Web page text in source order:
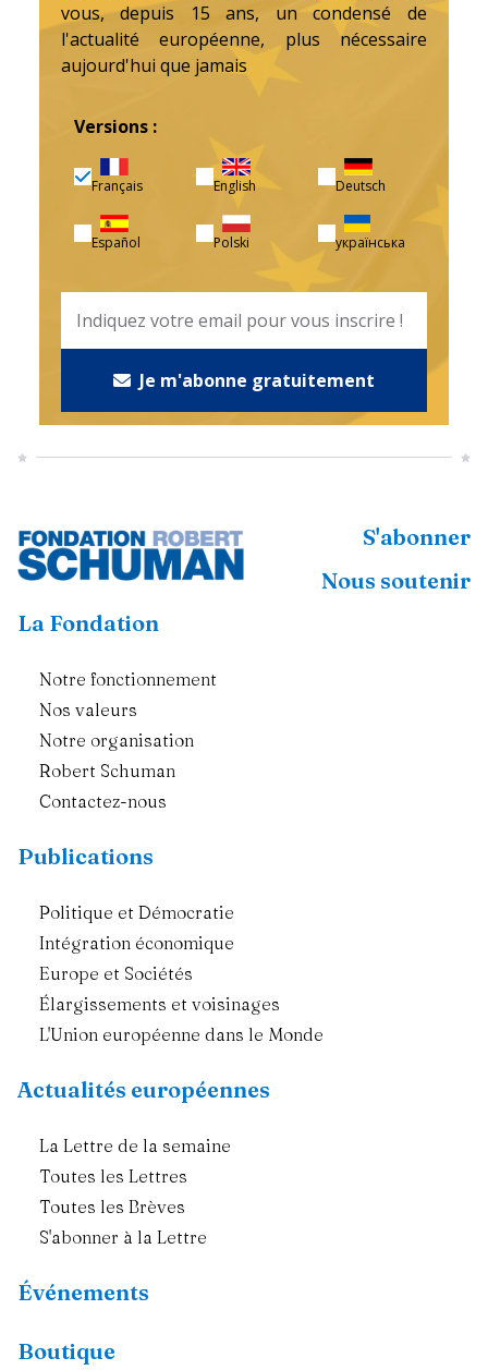
vous, depuis 15 ans, un condensé de
l'actualité européenne, plus nécessaire
aujourd'hui que jamais
Versions :
Français English Deutsch
Español Polski українська
Je m'abonne gratuitement
S'abonner
Nous soutenir
La Fondation
Notre fonctionnement
Nos valeurs
Notre organisation
Robert Schuman
Contactez-nous
Publications
Politique et Démocratie
Intégration économique
Europe et Sociétés
Élargissements et voisinages
L'Union européenne dans le Monde
Actualités européennes
La Lettre de la semaine
Toutes les Lettres
Toutes les Brèves
S'abonner à la Lettre
Événements
Boutique